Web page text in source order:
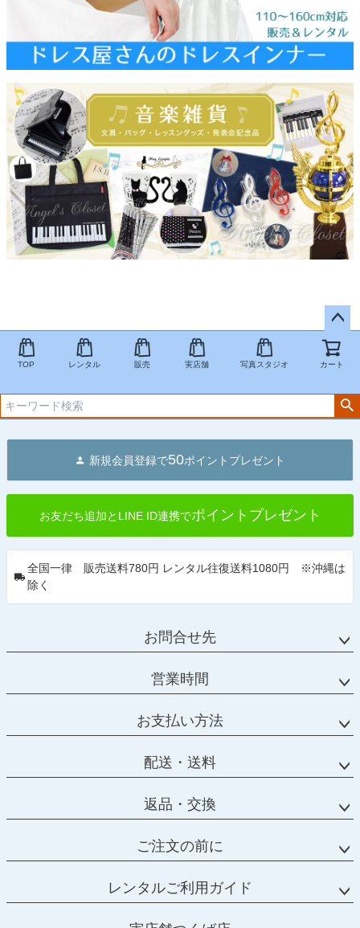
ペー
ジト
へ
TOP レンタル 販売 実店舗 写真スタジオ カート
新規会員登録で50ポイントプレゼント
お友だち追加とLINE ID連携でポイントプレゼント
全国一律 販売送料780円 レンタル往復送料1080円 ※沖縄は
除く
お問合せ先
営業時間
お支払い方法
配送・送料
返品・交換
ご注文の前に
レンタルご利用ガイド